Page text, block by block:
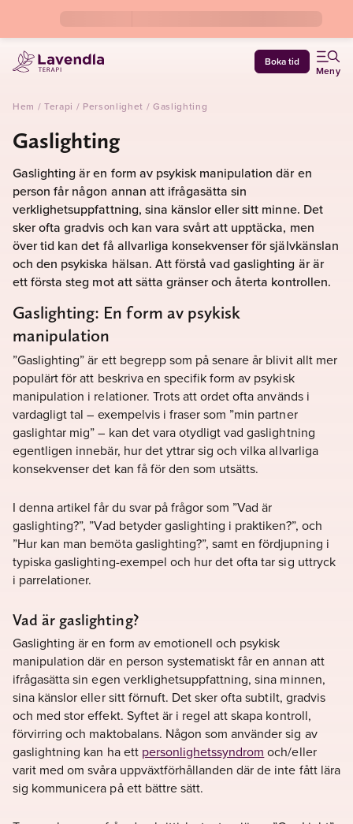
Boka tid
Meny
Hem / Terapi / Personlighet / Gaslighting
Gaslighting
Gaslighting är en form av psykisk manipulation där en
person får någon annan att ifrågasätta sin
verklighetsuppfattning, sina känslor eller sitt minne. Det
sker ofta gradvis och kan vara svårt att upptäcka, men
över tid kan det få allvarliga konsekvenser för självkänslan
och den psykiska hälsan. Att förstå vad gaslighting är är
ett första steg mot att sätta gränser och återta kontrollen.
Gaslighting: En form av psykisk
manipulation
”Gaslighting” är ett begrepp som på senare år blivit allt mer
populärt för att beskriva en specifik form av psykisk
manipulation i relationer. Trots att ordet ofta används i
vardagligt tal – exempelvis i fraser som ”min partner
gaslightar mig” – kan det vara otydligt vad gaslightning
egentligen innebär, hur det yttrar sig och vilka allvarliga
konsekvenser det kan få för den som utsätts.
I denna artikel får du svar på frågor som ”Vad är
gaslighting?”, ”Vad betyder gaslighting i praktiken?”, och
”Hur kan man bemöta gaslighting?”, samt en fördjupning i
typiska gaslighting-exempel och hur det ofta tar sig uttryck
i parrelationer.
Vad är gaslighting?
Gaslighting är en form av emotionell och psykisk
manipulation där en person systematiskt får en annan att
ifrågasätta sin egen verklighetsuppfattning, sina minnen,
sina känslor eller sitt förnuft. Det sker ofta subtilt, gradvis
och med stor effekt. Syftet är i regel att skapa kontroll,
förvirring och maktobalans. Någon som använder sig av
gaslightning kan ha ett personlighetssyndrom och/eller
varit med om svåra uppväxtförhållanden där de inte fått lära
sig kommunicera på ett bättre sätt.